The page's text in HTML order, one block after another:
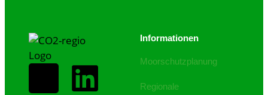
Informationen
Moorschutzplanung
Regionale